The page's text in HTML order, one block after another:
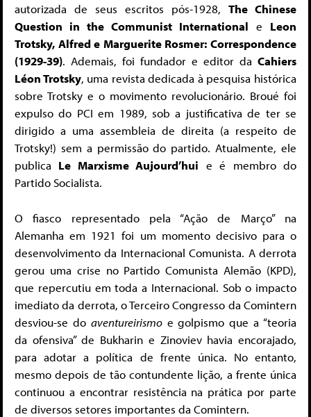
autorizada de seus escritos pós-1928, The Chinese
Question in the Communist International e Leon
Trotsky, Alfred e Marguerite Rosmer: Correspondence
(1929-39). Ademais, foi fundador e editor da Cahiers
Léon Trotsky, uma revista dedicada à pesquisa histórica
sobre Trotsky e o movimento revolucionário. Broué foi
expulso do PCI em 1989, sob a justificativa de ter se
dirigido a uma assembleia de direita (a respeito de
Trotsky!) sem a permissão do partido. Atualmente, ele
publica Le Marxisme Aujourd’hui e é membro do
Partido Socialista.
O fiasco representado pela “Ação de Março” na
Alemanha em 1921 foi um momento decisivo para o
desenvolvimento da Internacional Comunista. A derrota
gerou uma crise no Partido Comunista Alemão (KPD),
que repercutiu em toda a Internacional. Sob o impacto
imediato da derrota, o Terceiro Congresso da Comintern
desviou-se do aventureirismoe golpismo que a “teoria
da ofensiva” de Bukharin e Zinoviev havia encorajado,
para adotar a política de frente única. No entanto,
mesmo depois de tão contundente lição, a frente única
continuou a encontrar resistência na prática por parte
de diversos setores importantes da Comintern.